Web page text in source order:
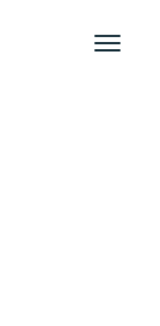
Toggle